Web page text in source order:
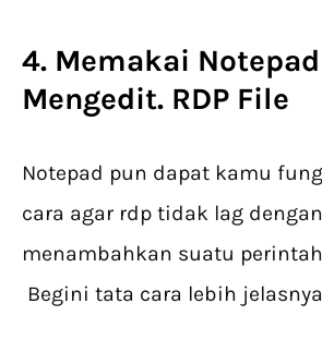
4. Memakai
Mengedit. RDP File
Notepad pun dapat kamu
cara agar rdp tidak lag dengan
menambahkan suatu
Begini tata cara lebih